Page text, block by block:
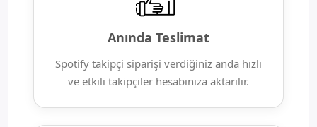
Anında Teslimat
Spotify takipçi siparişi verdiğiniz anda hızlı
ve etkili takipçiler hesabınıza aktarılır.